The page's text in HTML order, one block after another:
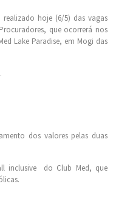
realizado hoje (6/5) das vagas
que ocorrerá nos
Lake Paradise, em Mogi das
dos valores pelas duas
inclusive do Club Med, que